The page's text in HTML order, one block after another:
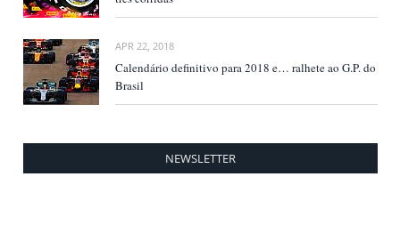
APR 22, 2018
Calendário definitivo para 2018 e… ralhete ao G.P. do
Brasil
NEWSLETTER